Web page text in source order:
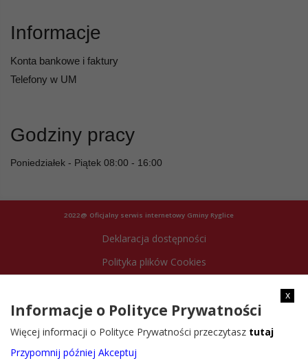
Informacje
Konta bankowe i faktury
Telefony w UM
Godziny pracy
Poniedziałek - Piątek 08:00 - 16:00
2022@ Oficjalny serwis internetowy Gminy Ryglice
Deklaracja dostępności
Polityka plików Cookies
x
Informacje o Polityce Prywatności
Więcej informacji o Polityce Prywatności przeczytasz tutaj
Przypomnij później Akceptuj